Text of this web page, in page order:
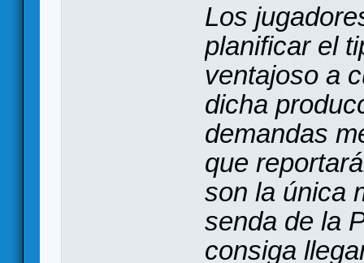
Los
planificar el
ventajoso a
dicha
demandas
que
son la única
senda de la
consiga